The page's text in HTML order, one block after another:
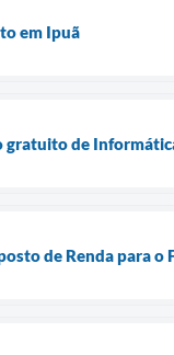
em Ipuã
gratuito de
de Renda para o